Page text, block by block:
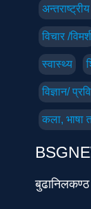
विचार /विमर्श
स्वास्थ्य
विज्ञान/
कला, भाषा